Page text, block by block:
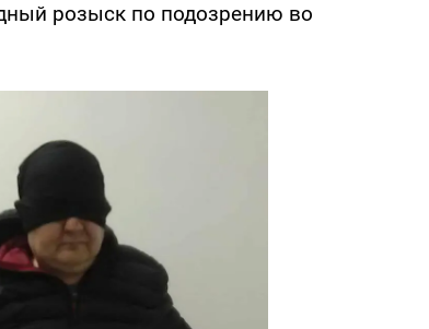
розыск по подозрению во